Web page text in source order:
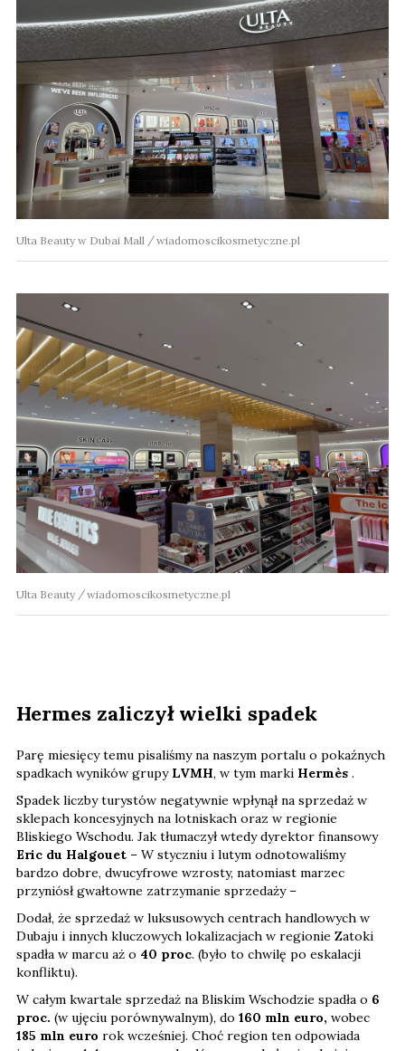
Ulta Beauty w Dubai Mall wiadomoscikosmetyczne.pl
Ulta Beauty wiadomoscikosmetyczne.pl
Hermes zaliczył wielki spadek
Parę miesięcy temu pisaliśmy na naszym portalu o pokaźnych
spadkach wyników grupy LVMH, w tym marki Hermès .
Spadek liczby turystów negatywnie wpłynął na sprzedaż w
sklepach koncesyjnych na lotniskach oraz w regionie
Bliskiego Wschodu. Jak tłumaczył wtedy dyrektor finansowy
Eric du Halgouet – W styczniu i lutym odnotowaliśmy
bardzo dobre, dwucyfrowe wzrosty, natomiast marzec
przyniósł gwałtowne zatrzymanie sprzedaży –
Dodał, że sprzedaż w luksusowych centrach handlowych w
Dubaju i innych kluczowych lokalizacjach w regionie Zatoki
spadła w marcu aż o 40 proc. (było to chwilę po eskalacji
konfliktu).
W całym kwartale sprzedaż na Bliskim Wschodzie spadła o 6
proc. (w ujęciu porównywalnym), do 160 mln euro, wobec
185 mln euro rok wcześniej. Choć region ten odpowiada